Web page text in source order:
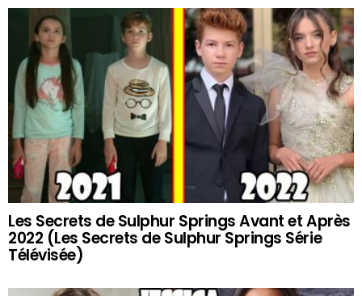
Les Secrets de Sulphur Springs Avant et Après
2022 (Les Secrets de Sulphur Springs Série
Télévisée)